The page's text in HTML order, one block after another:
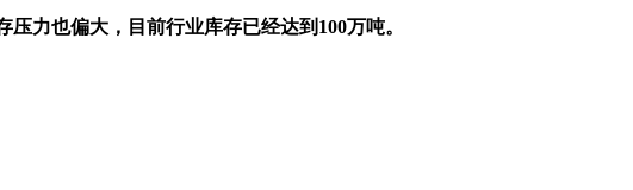
力也偏大，目前行业库存已经达到100万吨。